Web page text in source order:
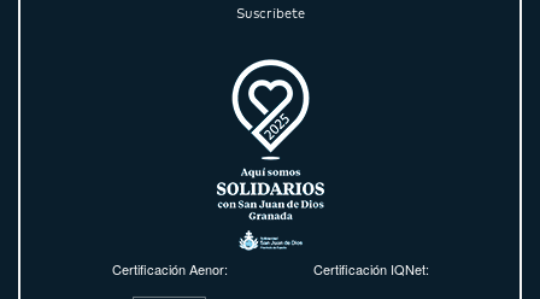
Suscríbete
Certificación Aenor: Certificación IQNet: